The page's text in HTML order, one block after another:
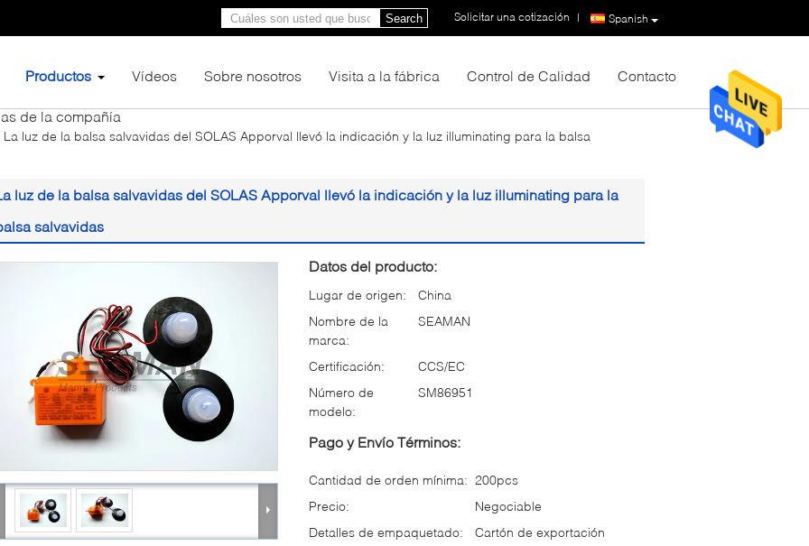
Spanish
Solicitar una cotización |
Search
Productos Vídeos Sobre nosotros Visita a la fábrica Control de Calidad Contacto
de la compañía
La luz de la balsa salvavidas del SOLAS Apporval llevó la indicación y la luz illuminating para la balsa
luz de la balsa salvavidas del SOLAS Apporval llevó la indicación y la luz illuminating para la
salvavidas
Datos del producto:
Lugar de origen:
China
Nombre de la
marca:
SEAMAN
Certificación:
CCS/EC
Número de
modelo:
SM86951
Pago y Envío Términos:
Cantidad de orden mínima: 200pcs
Precio:
Negociable
Detalles de empaquetado:
Cartón de exportación